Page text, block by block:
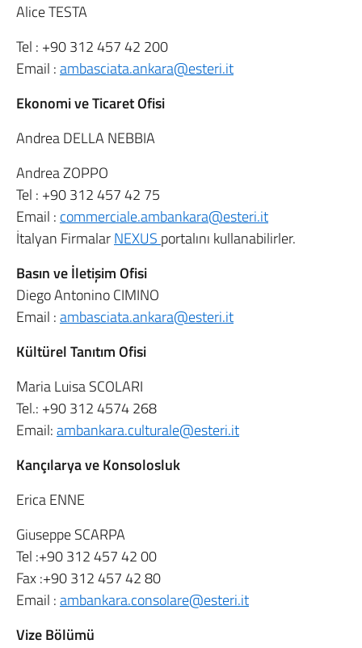
Alice TESTA
Tel : +90 312 457 42 200
Email :ambasciata.ankara@esteri.it
Ekonomi ve Ticaret Ofisi
Andrea DELLA NEBBIA
Andrea ZOPPO
Tel : +90 312 457 42 75
Email : commerciale.ambankara@esteri.it
İtalyan FirmalarNEXUS portalını kullanabilirler.
Basın ve İletişim Ofisi
Diego Antonino CIMINO
Email :ambasciata.ankara@esteri.it
Kültürel Tanıtım Ofisi
Maria Luisa SCOLARI
Tel.: +90 312 4574 268
Email:ambankara.culturale@esteri.it
Kançılarya ve Konsolosluk
Erica ENNE
Giuseppe SCARPA
Tel :+90 312 457 42 00
Fax :+90 312 457 42 80
Email :ambankara.consolare@esteri.it
Vize Bölümü